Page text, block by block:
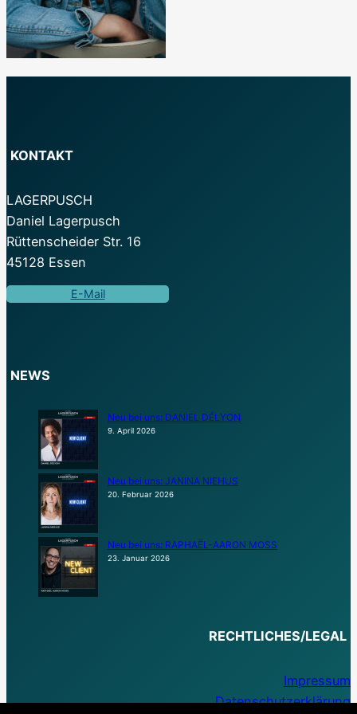
KONTAKT
LAGERPUSCH
Daniel Lagerpusch
Rüttenscheider Str. 16
45128 Essen
E-Mail
NEWS
Neu bei uns: DANIEL DÉLYON
9. April 2026
Neu bei uns: JANINA NIEHUS
20. Februar 2026
Neu bei uns: RAPHAËL-AARON MOSS
23. Januar 2026
RECHTLICHES/LEGAL
Impressum
Datenschutzerklärung